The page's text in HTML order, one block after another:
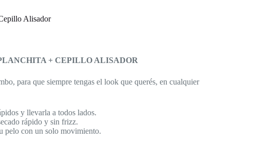
Alisador
+ CEPILLO ALISADOR
para que siempre tengas el look que querés, en cualquier
y llevarla a todos lados.
rápido y sin frizz.
pelo con un solo movimiento.